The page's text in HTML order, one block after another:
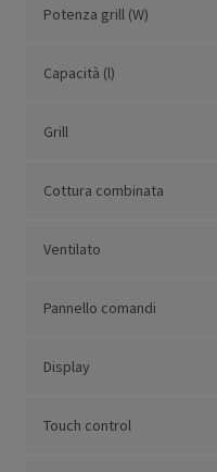
Potenza grill (W)
Capacità (l)
Grill
Cottura combinata
Ventilato
Pannello comandi
Display
Touch control